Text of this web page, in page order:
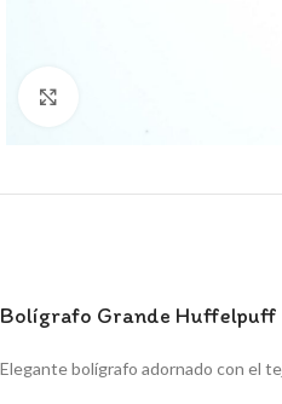
Bolígrafo Grande Huffelpuff
Elegante bolígrafo adornado con el